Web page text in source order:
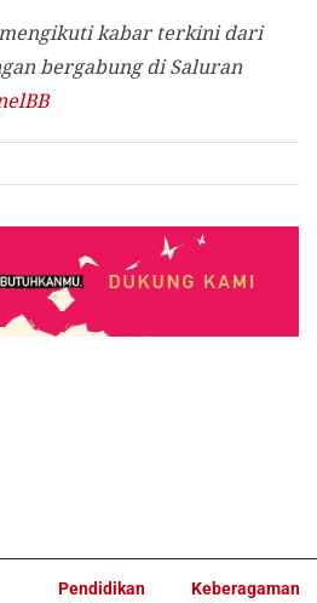
kabar terkini dari
bergabung di Saluran
Pendidikan Keberagaman